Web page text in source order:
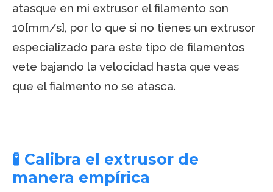
atasque en mi extrusor el filamento son
10[mm/s], por lo que si no tienes un extrusor
especializado para este tipo de filamentos
vete bajando la velocidad hasta que veas
que el fialmento no se atasca.
🧪 Calibra el extrusor de
manera empírica